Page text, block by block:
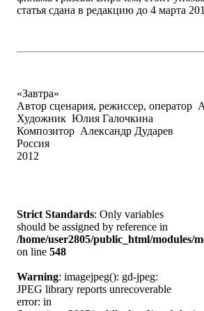
статья сдана в редакцию до 4 марта
«Завтра»
Автор сценария, режиссер, оператор
Художник Юлия Галочкина
Композитор Александр Дударев
Россия
2012
Strict Standards: Only variables
should be assigned by reference in
/home/user2805/public_html/modules/
on line 548
Warning: imagejpeg(): gd-jpeg:
JPEG library reports unrecoverable
error: in